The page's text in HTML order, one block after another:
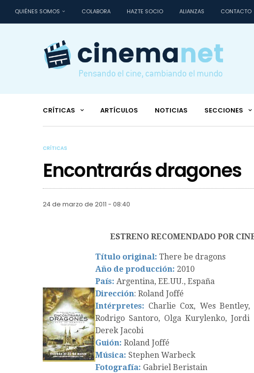
QUIÉNES SOMOS COLABORA HAZTE SOCIO ALIANZAS CONTACTO
CRÍTICAS ARTÍCULOS NOTICIAS SECCIONES
CRÍTICAS
Encontrarás dragones
24 de marzo de 2011 - 08:40
ESTRENO RECOMENDADO POR
Título original: There be dragons
Año de producción: 2010
País: Argentina, EE.UU., España
Dirección: Roland Joffé
Intérpretes: Charlie Cox, Wes
Rodrigo Santoro, Olga Kurylenko, Jordi
Derek Jacobi
Guión: Roland Joffé
Música: Stephen Warbeck
Fotografía: Gabriel Beristain